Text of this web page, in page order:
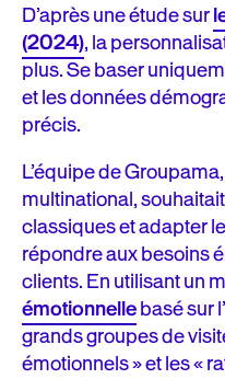
D’après une étude sur
(2024), la
plus. Se baser
et les données
précis.
L’équipe de
multinational,
classiques et adapter
répondre aux besoins
clients. En utilisant un
émotionnellebasé sur
grands groupes de
émotionnels » et les «